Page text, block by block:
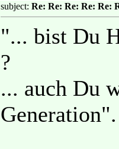
subject: Re: Re: Re: Re: Re:
"... bist Du
?
... auch Du
Generation".